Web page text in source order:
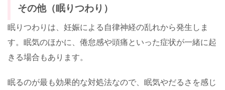
その他（眠りつわり）
眠りつわりは、妊娠による自律神経の乱れから発生しま
す。眠気のほかに、倦怠感や頭痛といった症状が一緒に起
きる場合もあります。
眠るのが最も効果的な対処法なので、眠気やだるさを感じ